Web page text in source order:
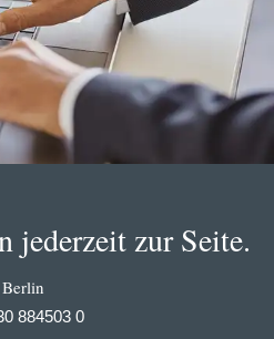
jederzeit zur Seite.
Berlin
884503 0